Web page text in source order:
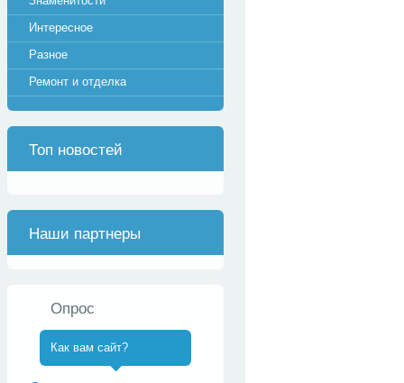
Интересное
Разное
Ремонт и отделка
Топ новостей
Наши партнеры
Опрос
Как вам сайт?